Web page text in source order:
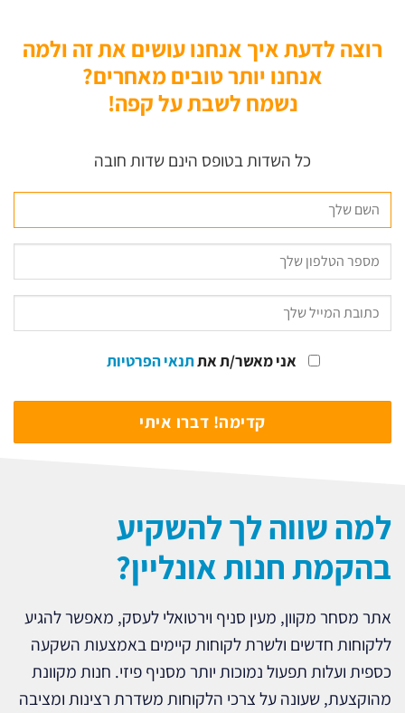
רוצה לדעת איך אנחנו עושים את זה ולמה
אנחנו יותר טובים מאחרים?
נשמח לשבת על קפה!
כל השדות בטופס הינם שדות חובה
אני מאשר/ת אתתנאי הפרטיות
למה שווה לך להשקיע
בהקמת חנות אונליין?
אתר מסחר מקוון, מעין סניף וירטואלי לעסק, מאפשר להגיע
ללקוחות חדשים ולשרת לקוחות קיימים באמצעות השקעה
כספית ועלות תפעול נמוכות יותר מסניף פיזי. חנות מקוונת
מהוקצעת, שעונה על צרכי הלקוחות משדרת רצינות ומציבה